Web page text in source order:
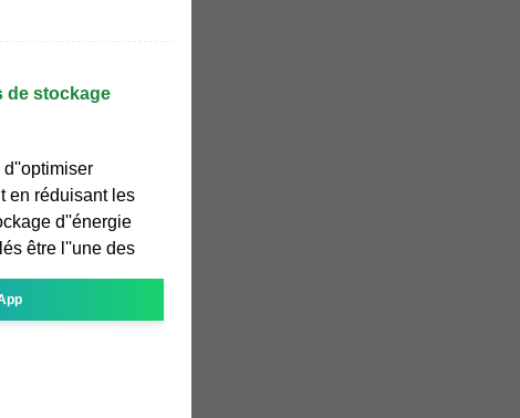
de stockage
d''optimiser
en réduisant les
d''énergie
être l''une des